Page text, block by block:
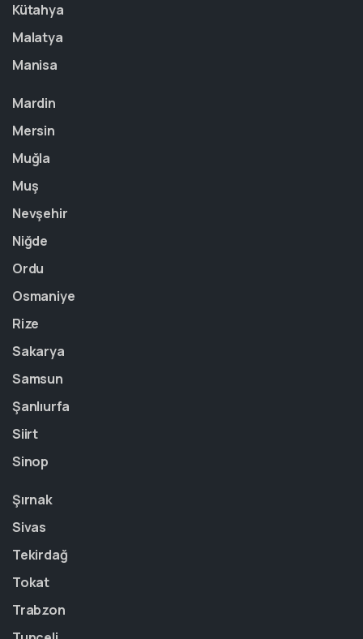
Kütahya
Malatya
Manisa
Mardin
Mersin
Muğla
Muş
Nevşehir
Niğde
Ordu
Osmaniye
Rize
Sakarya
Samsun
Şanlıurfa
Siirt
Sinop
Şırnak
Sivas
Tekirdağ
Tokat
Trabzon